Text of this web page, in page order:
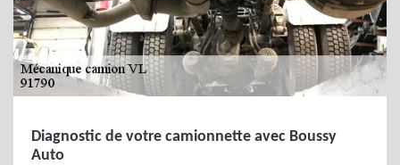
Diagnostic de votre camionnette avec Boussy
Auto